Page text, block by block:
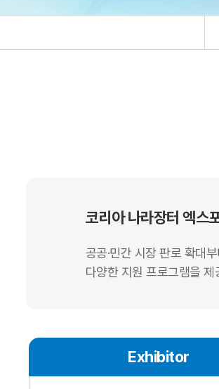
코리아 나라장터 엑스
공공·민간 시장 판로 확대
다양한 지원 프로그램을 제
Exhibitor